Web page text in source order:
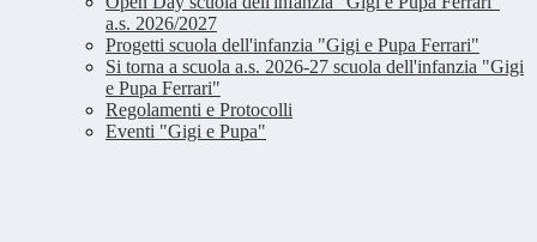
a.s. 2026/2027
Progetti scuola dell'infanzia "Gigi e Pupa Ferrari"
Si torna a scuola a.s. 2026-27 scuola dell'infanzia "Gigi
e Pupa Ferrari"
Regolamenti e Protocolli
Eventi "Gigi e Pupa"